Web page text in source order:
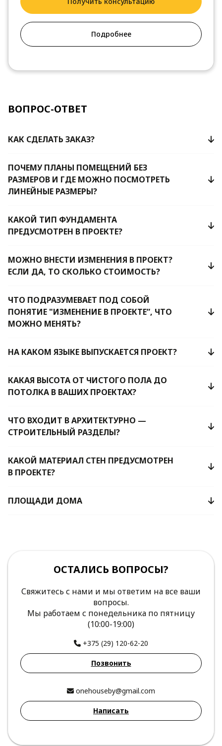
Подробнее
ВОПРОС-ОТВЕТ
КАК СДЕЛАТЬ ЗАКАЗ?
ПОЧЕМУ ПЛАНЫ ПОМЕЩЕНИЙ БЕЗ
РАЗМЕРОВ И ГДЕ МОЖНО ПОСМОТРЕТЬ
ЛИНЕЙНЫЕ РАЗМЕРЫ?
КАКОЙ ТИП ФУНДАМЕНТА
ПРЕДУСМОТРЕН В ПРОЕКТЕ?
МОЖНО ВНЕСТИ ИЗМЕНЕНИЯ В ПРОЕКТ?
ЕСЛИ ДА, ТО СКОЛЬКО СТОИМОСТЬ?
ЧТО ПОДРАЗУМЕВАЕТ ПОД СОБОЙ
ПОНЯТИЕ "ИЗМЕНЕНИЕ В ПРОЕКТЕ”, ЧТО
МОЖНО МЕНЯТЬ?
НА КАКОМ ЯЗЫКЕ ВЫПУСКАЕТСЯ ПРОЕКТ?
КАКАЯ ВЫСОТА ОТ ЧИСТОГО ПОЛА ДО
ПОТОЛКА В ВАШИХ ПРОЕКТАХ?
ЧТО ВХОДИТ В АРХИТЕКТУРНО —
СТРОИТЕЛЬНЫЙ РАЗДЕЛЫ?
КАКОЙ МАТЕРИАЛ СТЕН ПРЕДУСМОТРЕН
В ПРОЕКТЕ?
ПЛОЩАДИ ДОМА
ОСТАЛИСЬ ВОПРОСЫ?
Свяжитесь с нами и мы ответим на все ваши
вопросы.
Мы работаем с понедельника по пятницу
(10:00-19:00)
+375 (29) 120-62-20
Позвонить
onehouseby@gmail.com
Написать